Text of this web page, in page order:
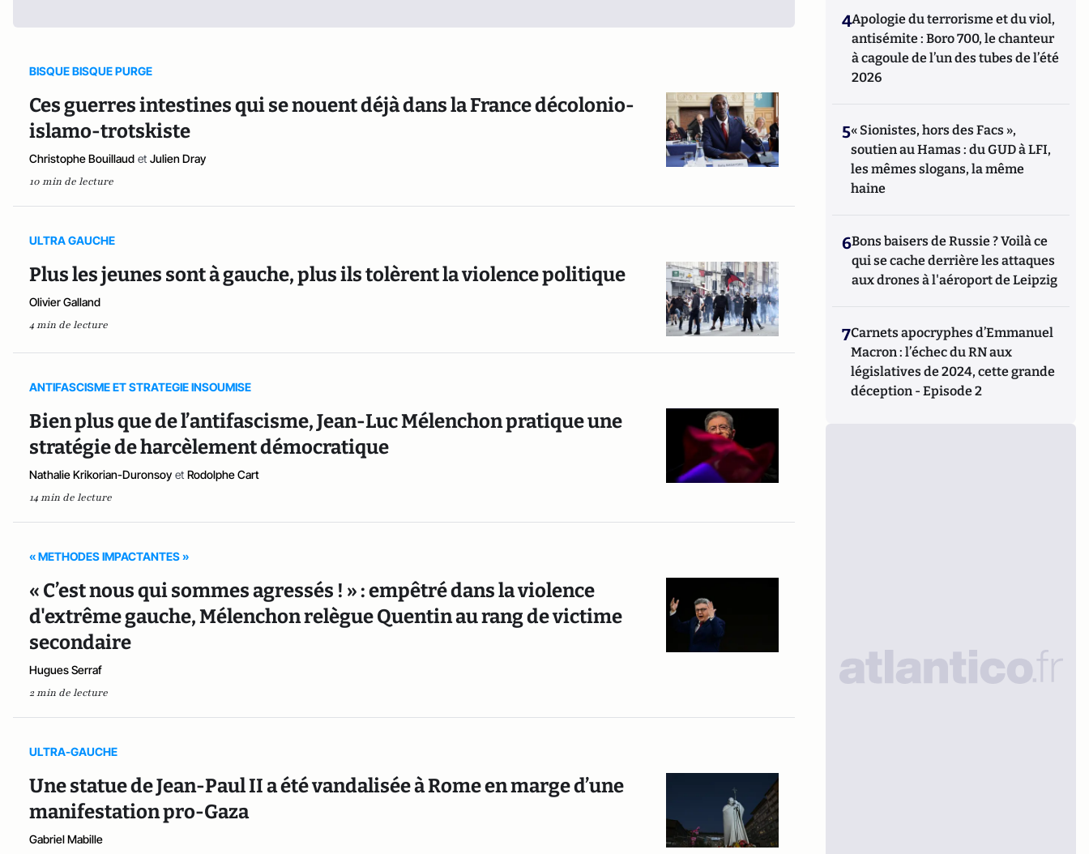
BISQUE BISQUE PURGE
Ces guerres intestines qui se nouent déjà dans la France décolonio-
islamo-trotskiste
Christophe Bouillaud et Julien Dray
10 min de lecture
ULTRA GAUCHE
Plus les jeunes sont à gauche, plus ils tolèrent la violence politique
Olivier Galland
4 min de lecture
ANTIFASCISME ET STRATEGIE INSOUMISE
Bien plus que de l’antifascisme, Jean-Luc Mélenchon pratique une
stratégie de harcèlement démocratique
Nathalie Krikorian-Duronsoy et Rodolphe Cart
14 min de lecture
« METHODES IMPACTANTES »
« C’est nous qui sommes agressés ! » : empêtré dans la violence
d'extrême gauche, Mélenchon relègue Quentin au rang de victime
secondaire
Hugues Serraf
2 min de lecture
ULTRA-GAUCHE
Une statue de Jean-Paul II a été vandalisée à Rome en marge d’une
manifestation pro-Gaza
Gabriel Mabille
4Apologie du terrorisme et du viol,
antisémite : Boro 700, le chanteur
à cagoule de l’un des tubes de l’été
2026
5« Sionistes, hors des Facs »,
soutien au Hamas : du GUD à LFI,
les mêmes slogans, la même
haine
6Bons baisers de Russie ? Voilà ce
qui se cache derrière les attaques
aux drones à l'aéroport de Leipzig
7Carnets apocryphes d’Emmanuel
Macron : l’échec du RN aux
législatives de 2024, cette grande
déception - Episode 2